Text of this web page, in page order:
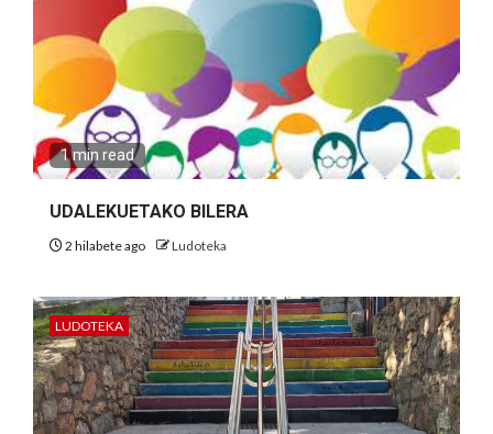
1 min read
UDALEKUETAKO BILERA
2 hilabete ago Ludoteka
LUDOTEKA